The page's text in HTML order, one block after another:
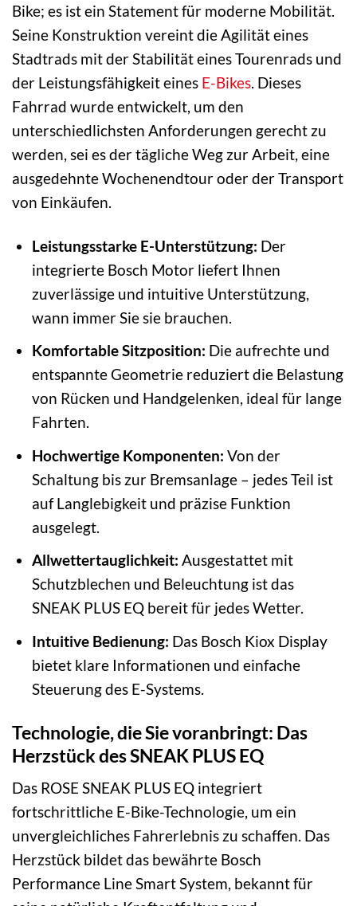
Bike; es ist ein Statement für moderne Mobilität.
Seine Konstruktion vereint die Agilität eines
Stadtrads mit der Stabilität eines Tourenrads und
der Leistungsfähigkeit eines E-Bikes. Dieses
Fahrrad wurde entwickelt, um den
unterschiedlichsten Anforderungen gerecht zu
werden, sei es der tägliche Weg zur Arbeit, eine
ausgedehnte Wochenendtour oder der Transport
von Einkäufen.
Leistungsstarke E-Unterstützung: Der
integrierte Bosch Motor liefert Ihnen
zuverlässige und intuitive Unterstützung,
wann immer Sie sie brauchen.
Komfortable Sitzposition: Die aufrechte und
entspannte Geometrie reduziert die Belastung
von Rücken und Handgelenken, ideal für lange
Fahrten.
Hochwertige Komponenten: Von der
Schaltung bis zur Bremsanlage – jedes Teil ist
auf Langlebigkeit und präzise Funktion
ausgelegt.
Allwettertauglichkeit: Ausgestattet mit
Schutzblechen und Beleuchtung ist das
SNEAK PLUS EQ bereit für jedes Wetter.
Intuitive Bedienung: Das Bosch Kiox Display
bietet klare Informationen und einfache
Steuerung des E-Systems.
Technologie, die Sie voranbringt: Das
Herzstück des SNEAK PLUS EQ
Das ROSE SNEAK PLUS EQ integriert
fortschrittliche E-Bike-Technologie, um ein
unvergleichliches Fahrerlebnis zu schaffen. Das
Herzstück bildet das bewährte Bosch
Performance Line Smart System, bekannt für